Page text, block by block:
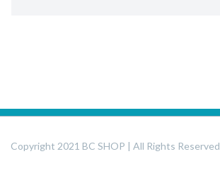
Copyright 2021 BC SHOP | All Rights Reserved